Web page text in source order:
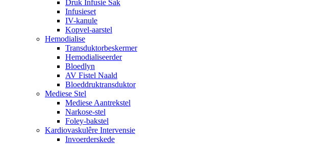
Druk Infusie Sak
Infusieset
IV-kanule
Kopvel-aarstel
Hemodialise
Transduktorbeskermer
Hemodialiseerder
Bloedlyn
AV Fistel Naald
Bloeddruktransduktor
Mediese Stel
Mediese Aantrekstel
Narkose-stel
Foley-bakstel
Kardiovaskulêre Intervensie
Invoerderskede